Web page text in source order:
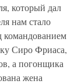
который дал
нам стало
командованием
Сиро Фриаса,
а погонщика
жена